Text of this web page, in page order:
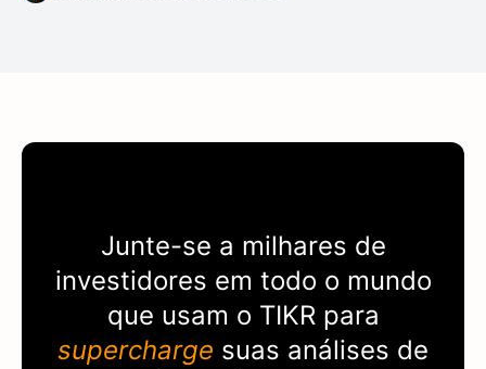
Junte-se a milhares de
investidores em todo o mundo
que usam o TIKR para
supercharge suas análises de